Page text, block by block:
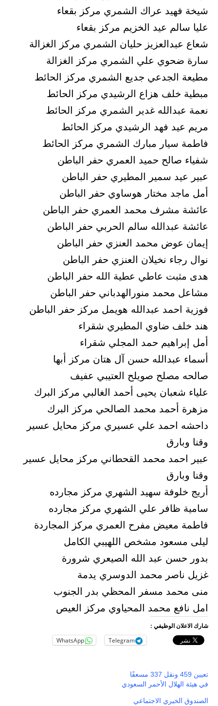
شيخة فهيد عراك الشمري مركز بقعاء
عليا سالم عيد الخزيم مركز بقعاء
شعاع عبدالعزيز حليان الشمري مركز الغزالة
سارة ضحوي علي الشمري مركز الغزالة
مطيعة الجدعي جديع الشمري مركز الحائط
مبطية خلف هزاع الرشيدي مركز الحائط
نعمة عبدالله غدير الشمري مركز الحائط
مريم عيد فهد الرشيدي مركز الحائط
فاطمة سيار مبارك الشمري مركز الحائط
شفياء صالح حميد العمري حفر الباطن
عبير عيد سمير المطيري حفر الباطن
أمل ماجد مختار هوساوي حفر الباطن
عائشة مشرف محمد العمري حفر الباطن
عائشة عبدالله سالم الحربي حفر الباطن
إيمان عوض محمد العنزي حفر الباطن
نوال رجاء نخيلان العنزي حفر الباطن
هدى مثبت عاطي عطية الله حفر الباطن
مشاعل محمد منورالهدباني حفر الباطن
فوزية احمد عبدالله هويمل مركز حفر الباطن
هند خلف ضاوي المطيري شقراء
أمل إبراهيم حمد المجلي شقراء
أسماء عبدالله حسن آل هتان مركز أبها
صالحه مصلح صويلح العتيبي عفيف
علياء شعبان يحيى أحمد الغالبي مركز البرك
مزهرة أحمد محمد الصالحي مركز البرك
داحشه احمد علي عسيري مركز محايل عسير
وقنا وبارق
عبير احمد محمد القحطاني مركز محايل عسير
وقنا وبارق
أريج خلوفة سهيد الشهري مركز مجارده
سامية ظافر علي الشهري مركز مجارده
فاطمة معيض مفرح العمري مركز المجاردة
ليلى مسعود مشخص اللهيبي الكامل
بدور حسن عبد الله الصيعري شرورة
غزيل ناصر محمد الدوسري يدمة
منى محمد مسفر المحظي بدر الجنوب
امل نافع محمد المحياوي مركز العيص
شارك الاعلان الوظيفي :
Telegram
WhatsApp
تعيين 459 ونقل 337 مسعفًا
في هيئة الهلال الأحمر السعودي
الصندوق الخيري الاجتماعي